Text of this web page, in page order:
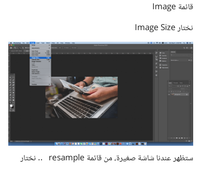
قائمة Image
نختار Image Size
ستظهر عندنا شاشة صغيرة، من قائمة resample .. نختار